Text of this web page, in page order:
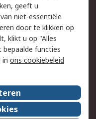
veiligheid
ons
geeft u
niet-essentiële
door te klikken op
klikt u op "Alles
functies
in ons cookiebeleid